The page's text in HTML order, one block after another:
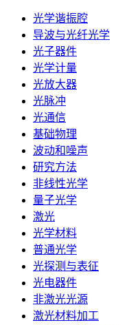
光学谐振腔
导波与光纤光学
光子器件
光学计量
光放大器
光脉冲
光通信
基础物理
波动和噪声
研究方法
非线性光学
量子光学
激光
光学材料
普通光学
光探测与表征
光电器件
非激光光源
激光材料加工